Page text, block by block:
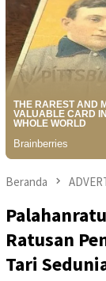
Beranda
Ratusan
Tari